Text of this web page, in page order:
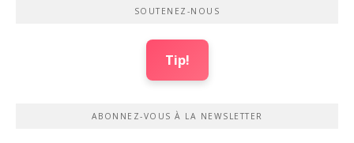
SOUTENEZ-NOUS
Tip!
ABONNEZ-VOUS À LA NEWSLETTER